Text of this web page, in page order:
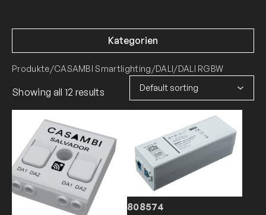
Kategorien
Produkte/CASAMBI Smartlighting/DALI/DALI RGBW
Showing all 12 results
808574